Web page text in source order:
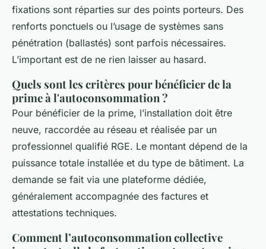
fixations sont réparties sur des points porteurs. Des
renforts ponctuels ou l’usage de systèmes sans
pénétration (ballastés) sont parfois nécessaires.
L’important est de ne rien laisser au hasard.
Quels sont les critères pour bénéficier de la
prime à l'autoconsommation ?
Pour bénéficier de la prime, l’installation doit être
neuve, raccordée au réseau et réalisée par un
professionnel qualifié RGE. Le montant dépend de la
puissance totale installée et du type de bâtiment. La
demande se fait via une plateforme dédiée,
généralement accompagnée des factures et
attestations techniques.
Comment l’autoconsommation collective